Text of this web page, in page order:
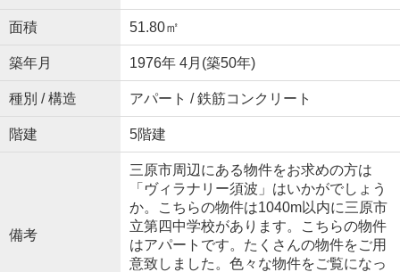
面積 51.80㎡
築年月 1976年 4月(築50年)
種別 / 構造 アパート / 鉄筋コンクリート
階建 5階建
備考
三原市周辺にある物件をお求めの方は
「ヴィラナリー須波」はいかがでしょう
か。こちらの物件は1040m以内に三原市
立第四中学校があります。こちらの物件
はアパートです。たくさんの物件をご用
意致しました。色々な物件をご覧になっ